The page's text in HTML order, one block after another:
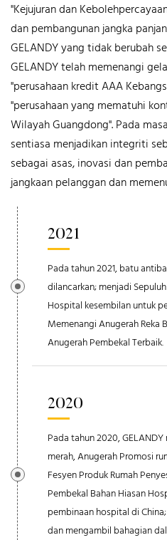
"Kejujuran dan
dan pembangunan jangka
GELANDY yang tidak berubah
GELANDY telah memenangi
"perusahaan kredit AAA
"perusahaan yang mematuhi
Wilayah Guangdong". Pada
sentiasa menjadikan integriti
sebagai asas, inovasi dan
jangkaan pelanggan dan
2021
Pada tahun 2021, batu
dilancarkan; menjadi
Hospital kesembilan untuk
Memenangi Anugerah Reka
Anugerah Pembekal Terbaik.
2020
Pada tahun 2020,
merah, Anugerah Promosi
Fesyen Produk Rumah
Pembekal Bahan Hiasan
pembinaan hospital di
dan mengambil bahagian